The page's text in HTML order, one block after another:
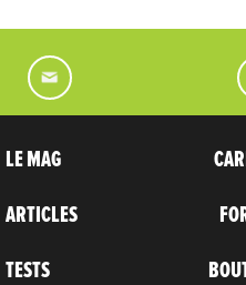
LE MAG
ARTICLES
TESTS